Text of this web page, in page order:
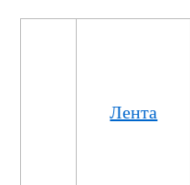
Лента